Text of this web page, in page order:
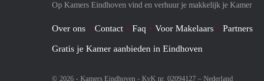
Op Kamers Eindhoven vind en verhuur je makkelijk je Kamer
Over ons Contact Faq Voor Makelaars
Partners
Gratis je Kamer aanbieden in Eindhoven
© 2026 - Kamers Eindhoven - KvK nr. 02094127 – Nederland